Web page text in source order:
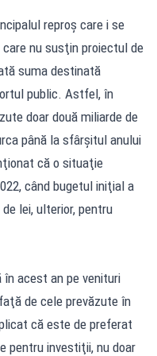
reproş care i se
nu susţin proiectul de
suma destinată
public. Astfel, în
doar două miliarde de
până la sfârşitul anului
că o situaţie
când bugetul iniţial a
lei, ulterior, pentru
în acest an pe venituri
de cele prevăzute în
că este de preferat
pentru investiţii, nu doar